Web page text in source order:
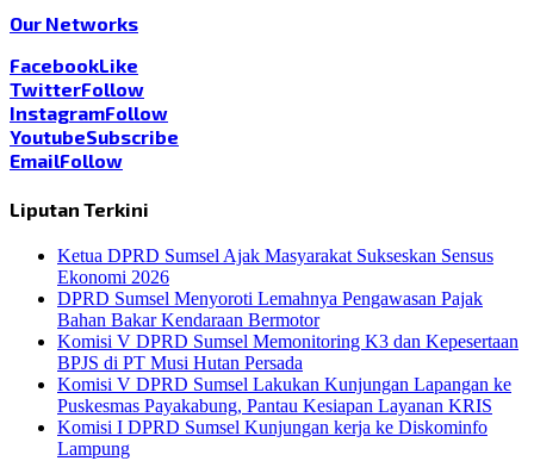
Our Networks
FacebookLike
TwitterFollow
InstagramFollow
YoutubeSubscribe
EmailFollow
Liputan Terkini
Ketua DPRD Sumsel Ajak Masyarakat Sukseskan Sensus
Ekonomi 2026
DPRD Sumsel Menyoroti Lemahnya Pengawasan Pajak
Bahan Bakar Kendaraan Bermotor
Komisi V DPRD Sumsel Memonitoring K3 dan Kepesertaan
BPJS di PT Musi Hutan Persada
Komisi V DPRD Sumsel Lakukan Kunjungan Lapangan ke
Puskesmas Payakabung, Pantau Kesiapan Layanan KRIS
Komisi I DPRD Sumsel Kunjungan kerja ke Diskominfo
Lampung